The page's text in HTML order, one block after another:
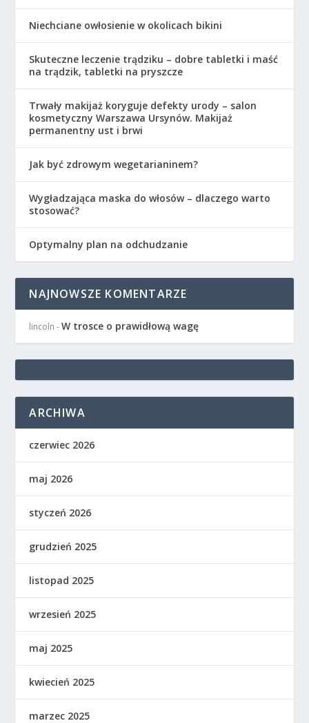
Niechciane owłosienie w okolicach bikini
Skuteczne leczenie trądziku – dobre tabletki i maść
na trądzik, tabletki na pryszcze
Trwały makijaż koryguje defekty urody – salon
kosmetyczny Warszawa Ursynów. Makijaż
permanentny ust i brwi
Jak być zdrowym wegetarianinem?
Wygładzająca maska do włosów – dlaczego warto
stosować?
Optymalny plan na odchudzanie
NAJNOWSZE KOMENTARZE
lincoln -W trosce o prawidłową wagę
ARCHIWA
czerwiec 2026
maj 2026
styczeń 2026
grudzień 2025
listopad 2025
wrzesień 2025
maj 2025
kwiecień 2025
marzec 2025